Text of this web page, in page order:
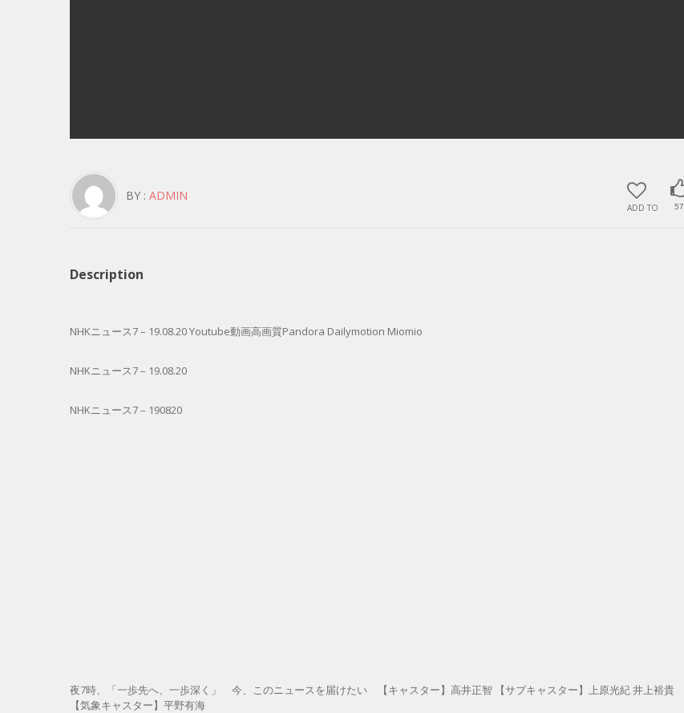
ADD TO 57
BY : ADMIN
Description
NHKニュース7 – 19.08.20 Youtube動画高画質Pandora Dailymotion Miomio
NHKニュース7 – 19.08.20
NHKニュース7 – 190820
夜7時、「一歩先へ、一歩深く」 今、このニュースを届けたい 【キャスター】高井正智 【サブキャスター】上原光紀 井上裕貴
【気象キャスター】平野有海